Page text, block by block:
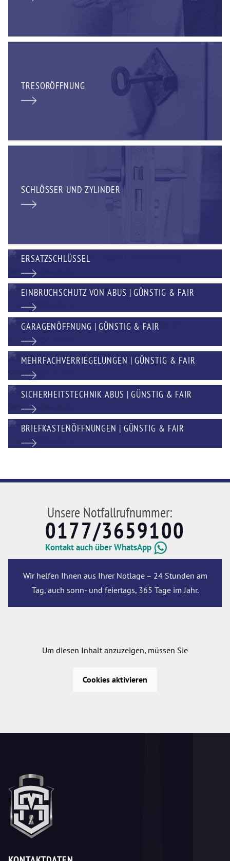
TRESORÖFFNUNG
SCHLÖSSER UND ZYLINDER
ERSATZSCHLÜSSEL
EINBRUCHSCHUTZ VON ABUS | GÜNSTIG & FAIR
GARAGENÖFFNUNG | GÜNSTIG & FAIR
MEHRFACHVERRIEGELUNGEN | GÜNSTIG & FAIR
SICHERHEITSTECHNIK ABUS | GÜNSTIG & FAIR
BRIEFKASTENÖFFNUNGEN | GÜNSTIG & FAIR
Unsere Notfallrufnummer:
0177/3659100
Kontakt auch über WhatsApp
Wir helfen Ihnen aus Ihrer Notlage – 24 Stunden am
Tag, auch sonn- und feiertags, 365 Tage im Jahr.
Um diesen Inhalt anzuzeigen, müssen Sie
Cookies aktivieren